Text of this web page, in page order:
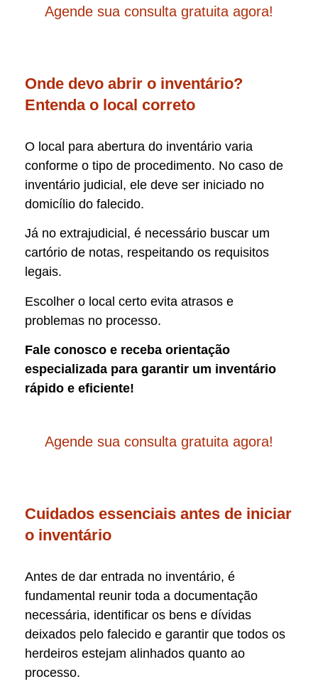
Agende sua consulta gratuita agora!
Onde devo abrir o inventário?
Entenda o local correto
O local para abertura do inventário varia
conforme o tipo de procedimento. No caso de
inventário judicial, ele deve ser iniciado no
domicílio do falecido.
Já no extrajudicial, é necessário buscar um
cartório de notas, respeitando os requisitos
legais.
Escolher o local certo evita atrasos e
problemas no processo.
Fale conosco e receba orientação
especializada para garantir um inventário
rápido e eficiente!
Agende sua consulta gratuita agora!
Cuidados essenciais antes de iniciar
o inventário
Antes de dar entrada no inventário, é
fundamental reunir toda a documentação
necessária, identificar os bens e dívidas
deixados pelo falecido e garantir que todos os
herdeiros estejam alinhados quanto ao
processo.